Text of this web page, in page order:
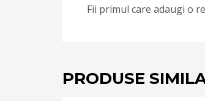
Fii primul care adaugi o
PRODUSE